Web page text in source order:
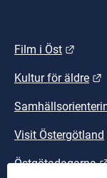
Film i Öst
Kultur för äldre
Visit Östergötland
Östgötadagarna